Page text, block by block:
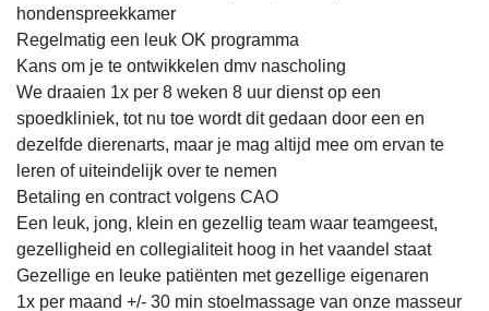
hondenspreekkamer
Regelmatig een leuk OK programma
Kans om je te ontwikkelen dmv nascholing
We draaien 1x per 8 weken 8 uur dienst op een
spoedkliniek, tot nu toe wordt dit gedaan door een en
dezelfde dierenarts, maar je mag altijd mee om ervan te
leren of uiteindelijk over te nemen
Betaling en contract volgens CAO
Een leuk, jong, klein en gezellig team waar teamgeest,
gezelligheid en collegialiteit hoog in het vaandel staat
Gezellige en leuke patiënten met gezellige eigenaren
1x per maand +/- 30 min stoelmassage van onze masseur